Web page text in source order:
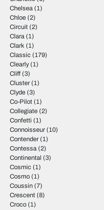
Chelsea (1)
Chloe (2)
Circuit (2)
Clara (1)
Clark (1)
Classic (179)
Clearly(1)
Cliff (3)
Cluster (1)
Clyde (3)
Co-Pilot (1)
Collegiate (2)
Confetti (1)
Connoisseur (10)
Contender (1)
Contessa (2)
Continental (3)
Cosmic (1)
Cosmo (1)
Coussin (7)
Crescent (8)
Croco (1)